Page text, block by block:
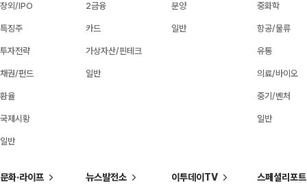
장외/IPO
특징주
투자전략
채권/펀드
환율
국제시황
일반
2금융
카드
가상자산/핀테크
일반
분양
일반
중화학
항공/물류
유통
의료/바이오
중기/벤처
일반
문화·라이프 뉴스발전소 이투데이TV 스페셜리포트